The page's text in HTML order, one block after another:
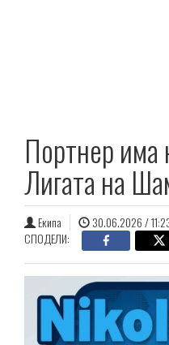
Портнер има
Лигата на
Екипа
30.06.2026 /
СПОДЕЛИ: